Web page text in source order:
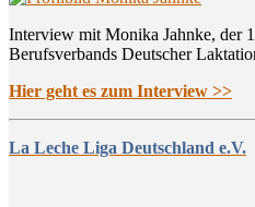
Interview mit Monika Jahnke, der
Berufsverbands Deutscher
Hier geht es zum Interview >>
La Leche Liga Deutschland e.V.